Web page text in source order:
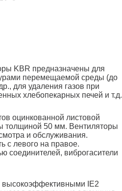
KBR предназначены для
перемещаемой среды (до
для удаления газов при
хлебопекарных печей и т.д.
оцинкованной листовой
толщиной 50 мм. Вентиляторы
и обслуживания.
с левого на правое.
соединителей, виброгасители
высокоэффективными IE2